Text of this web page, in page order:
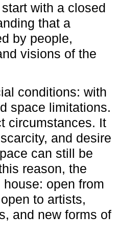
with a closed
that a
by people,
visions of the
conditions: with
space limitations.
circumstances. It
and desire
can still be
reason, the
open from
to artists,
and new forms of